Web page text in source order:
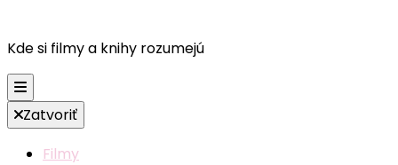
Kde si filmy a knihy rozumejú
Zatvoriť
Filmy